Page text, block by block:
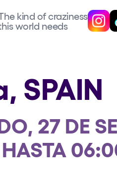
kind of craziness
world needs
Sigue
The kind of craziness
this world needs
x [UNVRS]
2026
Festival
SPAIN
27 DE